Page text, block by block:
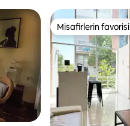
arasındaMisafirlerin favorisi
Misafirlerin favorisi